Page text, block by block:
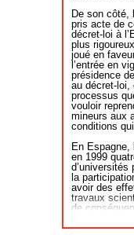
De son côté,
pris acte de
décret-loi à
plus
joué en
l’entrée en
présidence
au décret-loi,
processus
vouloir
mineurs aux
conditions
En Espagne,
en 1999
d’universités
la
avoir des
travaux
de
d’idées, en